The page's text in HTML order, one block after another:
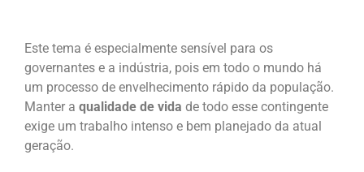
Este tema é especialmente sensível para os
governantes e a indústria, pois em todo o mundo há
um processo de envelhecimento rápido da população.
Manter a qualidade de vida de todo esse contingente
exige um trabalho intenso e bem planejado da atual
geração.